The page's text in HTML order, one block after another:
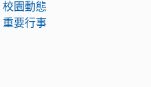
校園動態
重要行事